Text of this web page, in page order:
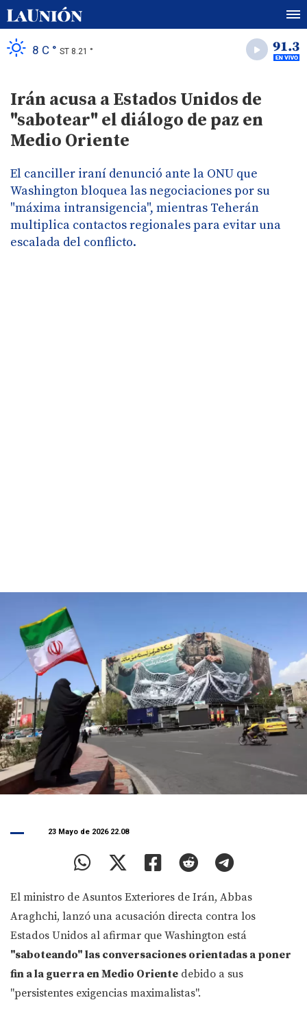
8 C ° ST 8.21 °
Irán acusa a Estados Unidos de
"sabotear" el diálogo de paz en
Medio Oriente
El canciller iraní denunció ante la ONU que
Washington bloquea las negociaciones por su
"máxima intransigencia", mientras Teherán
multiplica contactos regionales para evitar una
escalada del conflicto.
23 Mayo de 2026 22.08
El ministro de Asuntos Exteriores de Irán, Abbas
Araghchi, lanzó una acusación directa contra los
Estados Unidos al afirmar que Washington está
"saboteando" las conversaciones orientadas a poner
fin a la guerra en Medio Oriente debido a sus
"persistentes exigencias maximalistas".